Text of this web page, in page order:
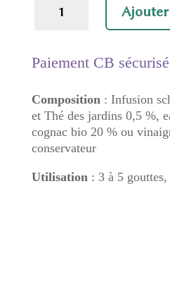
Paiement CB sécurisé
Composition : Infusion
et Thé des jardins 0,5 %,
cognac bio 20 % ou
conservateur
Utilisation : 3 à 5